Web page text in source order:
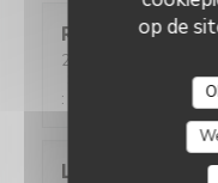
op de
Romane
T
2026-05-21
:
L